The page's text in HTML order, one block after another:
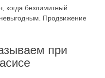
когда безлимитный
Продвижение
при